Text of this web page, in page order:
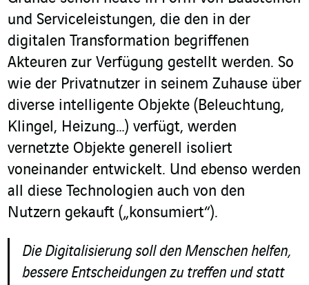
und Serviceleistungen, die den in der
digitalen Transformation begriffenen
Akteuren zur Verfügung gestellt werden. So
wie der Privatnutzer in seinem Zuhause über
diverse intelligente Objekte (Beleuchtung,
Klingel, Heizung…) verfügt, werden
vernetzte Objekte generell isoliert
voneinander entwickelt. Und ebenso werden
all diese Technologien auch von den
Nutzern gekauft („konsumiert“).
Die Digitalisierung soll den Menschen helfen,
bessere Entscheidungen zu treffen und statt